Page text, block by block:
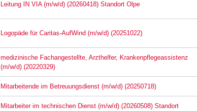
Leitung IN VIA (m/w/d) (20260418) Standort Olpe
Logopäde für Caritas-AufWind (m/w/d) (20251022)
medizinische Fachangestellte, Arzthelfer, Krankenpflegeassistenz
(m/w/d) (20220329)
Mitarbeitende im Betreuungsdienst (m/w/d) (20250718)
Mitarbeiter im technischen Dienst (m/w/d) (20260508) Standort